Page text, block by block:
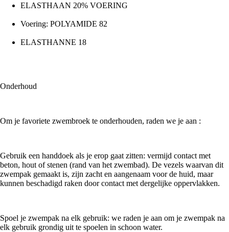
ELASTHAAN 20% VOERING
Voering: POLYAMIDE 82
ELASTHANNE 18
Onderhoud
Om je favoriete zwembroek te onderhouden, raden we je aan :
Gebruik een handdoek als je erop gaat zitten: vermijd contact met
beton, hout of stenen (rand van het zwembad). De vezels waarvan dit
zwempak gemaakt is, zijn zacht en aangenaam voor de huid, maar
kunnen beschadigd raken door contact met dergelijke oppervlakken.
Spoel je zwempak na elk gebruik: we raden je aan om je zwempak na
elk gebruik grondig uit te spoelen in schoon water.